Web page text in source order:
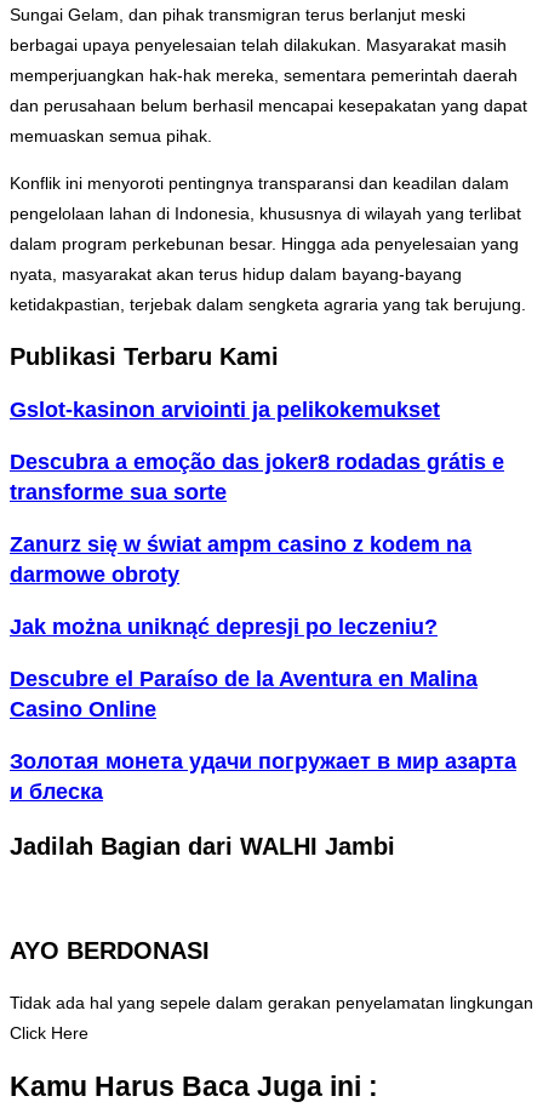
Sungai Gelam, dan pihak transmigran terus berlanjut meski
berbagai upaya penyelesaian telah dilakukan. Masyarakat masih
memperjuangkan hak-hak mereka, sementara pemerintah daerah
dan perusahaan belum berhasil mencapai kesepakatan yang dapat
memuaskan semua pihak.
Konflik ini menyoroti pentingnya transparansi dan keadilan dalam
pengelolaan lahan di Indonesia, khususnya di wilayah yang terlibat
dalam program perkebunan besar. Hingga ada penyelesaian yang
nyata, masyarakat akan terus hidup dalam bayang-bayang
ketidakpastian, terjebak dalam sengketa agraria yang tak berujung.
Publikasi Terbaru Kami
Gslot-kasinon arviointi ja pelikokemukset
Descubra a emoção das joker8 rodadas grátis e
transforme sua sorte
Zanurz się w świat ampm casino z kodem na
darmowe obroty
Jak można uniknąć depresji po leczeniu?
Descubre el Paraíso de la Aventura en Malina
Casino Online
Золотая монета удачи погружает в мир азарта
и блеска
Jadilah Bagian dari WALHI Jambi
AYO BERDONASI
Tidak ada hal yang sepele dalam gerakan penyelamatan lingkungan
Click Here
Kamu Harus Baca Juga ini :